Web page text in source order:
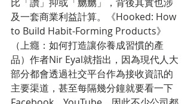
及一套商業利益計算。《Hooked: How
to Build Habit-Forming Products》
（上癮：如何打造讓你養成習慣的產
品）作者Nir Eyal就指出，因為現代人大
部分都會透過社交平台作為接收資訊的
主要渠道，甚至每隔幾分鐘就要看一下